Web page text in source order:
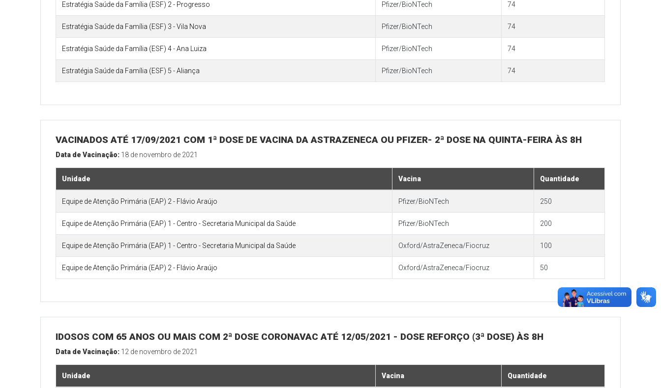
Estratégia Saúde da Família (ESF) 2 - Progresso Pfizer/BioNTech 74
Estratégia Saúde da Família (ESF) 3 - Vila Nova Pfizer/BioNTech 74
Estratégia Saúde da Família (ESF) 4 - Ana Luiza Pfizer/BioNTech 74
Estratégia Saúde da Família (ESF) 5 - Aliança Pfizer/BioNTech 74
VACINADOS ATÉ 17/09/2021 COM 1ª DOSE DE VACINA DA ASTRAZENECA OU PFIZER- 2ª DOSE NA QUINTA-FEIRA ÀS 8H
Data de Vacinação: 18 de novembro de 2021
Unidade Vacina Quantidade
Equipe de Atenção Primária (EAP) 2 - Flávio Araújo Pfizer/BioNTech 250
Equipe de Atenção Primária (EAP) 1 - Centro - Secretaria Municipal da Saúde Pfizer/BioNTech 200
Equipe de Atenção Primária (EAP) 1 - Centro - Secretaria Municipal da Saúde Oxford/AstraZeneca/Fiocruz 100
Equipe de Atenção Primária (EAP) 2 - Flávio Araújo Oxford/AstraZeneca/Fiocruz 50
IDOSOS COM 65 ANOS OU MAIS COM 2ª DOSE CORONAVAC ATÉ 12/05/2021 - DOSE REFORÇO (3ª DOSE) ÀS 8H
Data de Vacinação: 12 de novembro de 2021
Unidade Vacina Quantidade